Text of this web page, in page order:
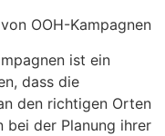
OOH-Kampagnen
ist ein
dass die
den richtigen Orten
bei der Planung ihrer